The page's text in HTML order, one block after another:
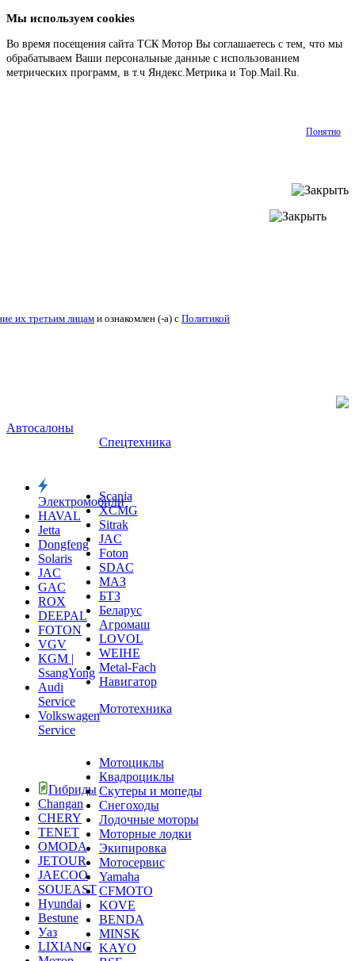
Мы используем cookies
Во время посещения сайта ТСК Мотор Вы соглашаетесь с тем, что мы
обрабатываем Ваши персональные данные с использованием
метрических программ, в т.ч Яндекс.Метрика и Top.Mail.Ru.
Понятно
их третьим лицами ознакомлен (-а) cПолитикой конфиденциальности
Электромобили
HAVAL
Jetta
Dongfeng
Solaris
JAC
GAC
ROX
DEEPAL
FOTON
VGV
KGM |
SsangYong
Audi
Service
Volkswagen
Service
Гибриды
Changan
CHERY
TENET
OMODA
JETOUR
JAECOO
SOUEAST
Hyundai
Bestune
Уаз
LIXIANG
Мотор-
XCMG
Sitrak
JAC
Foton
SDAC
МАЗ
БТЗ
Беларус
Агромаш
LOVOL
WEIHE
Metal-Fach
Навигатор
Квадроциклы
Скутеры и мопеды
Снегоходы
Лодочные моторы
Моторные лодки
Экипировка
Мотосервис
Yamaha
CFMOTO
KOVE
BENDA
MINSK
KAYO
BSE